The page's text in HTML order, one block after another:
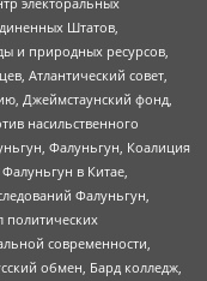
Штатов,
и природных ресурсов,
Атлантический совет,
Джеймстаунский фонд,
насильственного
Фалуньгун, Коалиция
в Китае,
Фалуньгун,
политических
современности,
обмен, Бард колледж,